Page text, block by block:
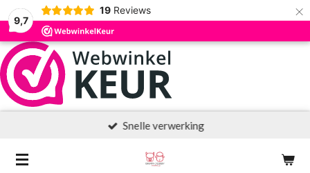
9,7
19 Reviews ×
Snelle verwerking